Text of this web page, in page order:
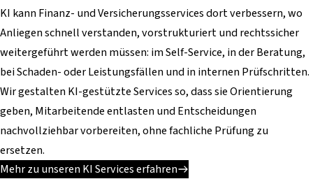
KI kann Finanz- und Versicherungsservices dort verbessern, wo
Anliegen schnell verstanden, vorstrukturiert und rechtssicher
weitergeführt werden müssen: im Self-Service, in der Beratung,
bei Schaden- oder Leistungsfällen und in internen Prüfschritten.
Wir gestalten KI-gestützte Services so, dass sie Orientierung
geben, Mitarbeitende entlasten und Entscheidungen
nachvollziehbar vorbereiten, ohne fachliche Prüfung zu
ersetzen.
Mehr zu unseren KI Services erfahren